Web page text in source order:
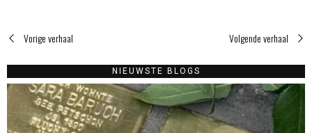
Vorige verhaal Volgende verhaal
NIEUWSTE BLOGS